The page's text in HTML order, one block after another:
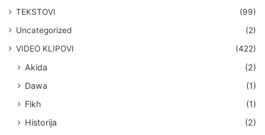
TEKSTOVI
(99)
Uncategorized
(2)
VIDEO KLIPOVI
(422)
Akida
(2)
Dawa
(1)
Fikh
(1)
Historija
(2)